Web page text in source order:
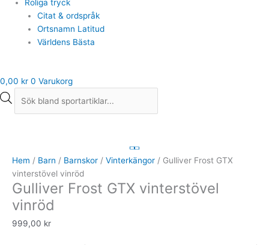
Roliga tryck
Citat & ordspråk
Ortsnamn Latitud
Världens Bästa
0,00 kr 0 Varukorg
Hem / Barn / Barnskor / Vinterkängor / Gulliver Frost GTX
vinterstövel vinröd
Gulliver Frost GTX vinterstövel
vinröd
999,00 kr
GTX
vinterstövel
vinröd
mängd